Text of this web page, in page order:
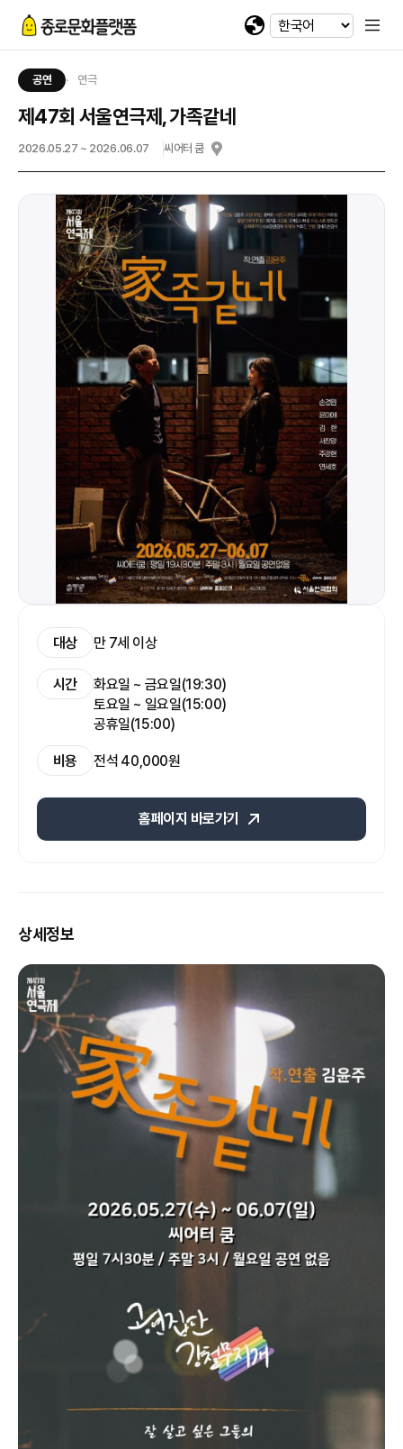
공연 연극
제47회 서울연극제, 가족같네
2026.05.27 ~ 2026.06.07 씨어터 쿰
대상 만 7세 이상
시간
화요일 ~ 금요일(19:30)
토요일 ~ 일요일(15:00)
공휴일(15:00)
비용 전석 40,000원
홈페이지 바로가기
상세정보
카카오 로그인
일회용 로그인
이메일
파일선택
jpg, jpeg, png, pdf 파일만 업로드 가능합니다. (10MB 이하)
첨부파일
공연명 선택
번호 선택
회차정보 발급수량
선택